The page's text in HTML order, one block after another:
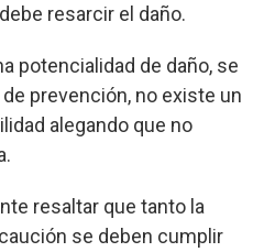
resarcir el daño.
potencialidad de daño, se
prevención, no existe un
alegando que no
resaltar que tanto la
se deben cumplir